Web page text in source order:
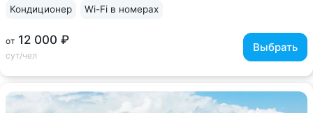
от 12 000 ₽
сут/чел
Выбрать
Кондиционер Wi-Fi в номерах